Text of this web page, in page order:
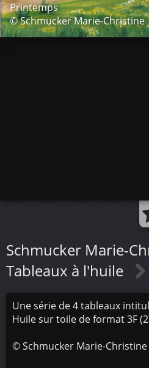
Printemps
© Schmucker Marie-Christine
Schmucker Marie-
Tableaux à l'huile
Une série de 4 tableaux
Huile sur toile de format 3F
©Schmucker Marie-Christine